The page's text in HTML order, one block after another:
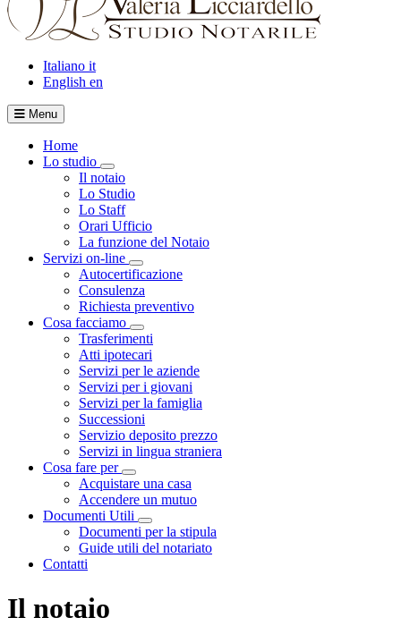
Italiano it
English en
Menu
Home
Lo studio
Visualizza menù di secondo livello
Il notaio
Lo Studio
Lo Staff
Orari Ufficio
La funzione del Notaio
Servizi on-line
Visualizza menù di secondo livello
Autocertificazione
Consulenza
Richiesta preventivo
Cosa facciamo
Visualizza menù di secondo livello
Trasferimenti
Atti ipotecari
Servizi per le aziende
Servizi per i giovani
Servizi per la famiglia
Successioni
Servizio deposito prezzo
Servizi in lingua straniera
Cosa fare per
Visualizza menù di secondo livello
Acquistare una casa
Accendere un mutuo
Documenti Utili
Visualizza menù di secondo livello
Documenti per la stipula
Guide utili del notariato
Contatti
Il notaio